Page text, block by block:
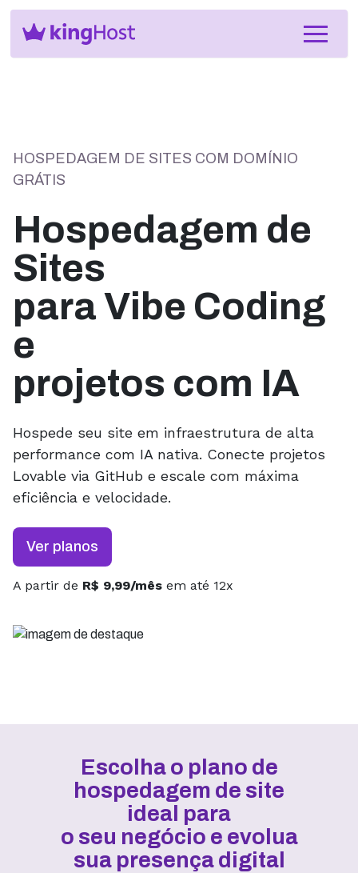
HOSPEDAGEM DE SITES COM DOMÍNIO
GRÁTIS
Hospedagem de
Sites
para Vibe Coding
e
projetos com IA
Hospede seu site em infraestrutura de alta
performance com IA nativa. Conecte projetos
Lovable via GitHub e escale com máxima
eficiência e velocidade.
Ver planos
A partir de R$ 9,99/mês em até 12x
Escolha o plano de
hospedagem de site
ideal para
o seu negócio e evolua
sua presença digital